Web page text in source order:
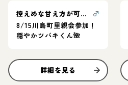
控えめな甘え方が可愛い❤ツバキくん
♂
8/15川島町里親会参加！
穏やかツバキくん🌺
詳細を見る